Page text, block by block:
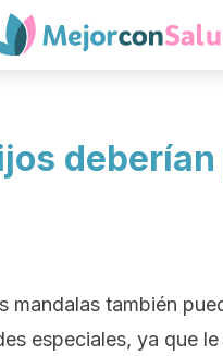
también
especiales, ya que le